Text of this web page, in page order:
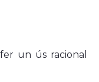
un ús racional